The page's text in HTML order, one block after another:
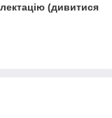
(дивитися